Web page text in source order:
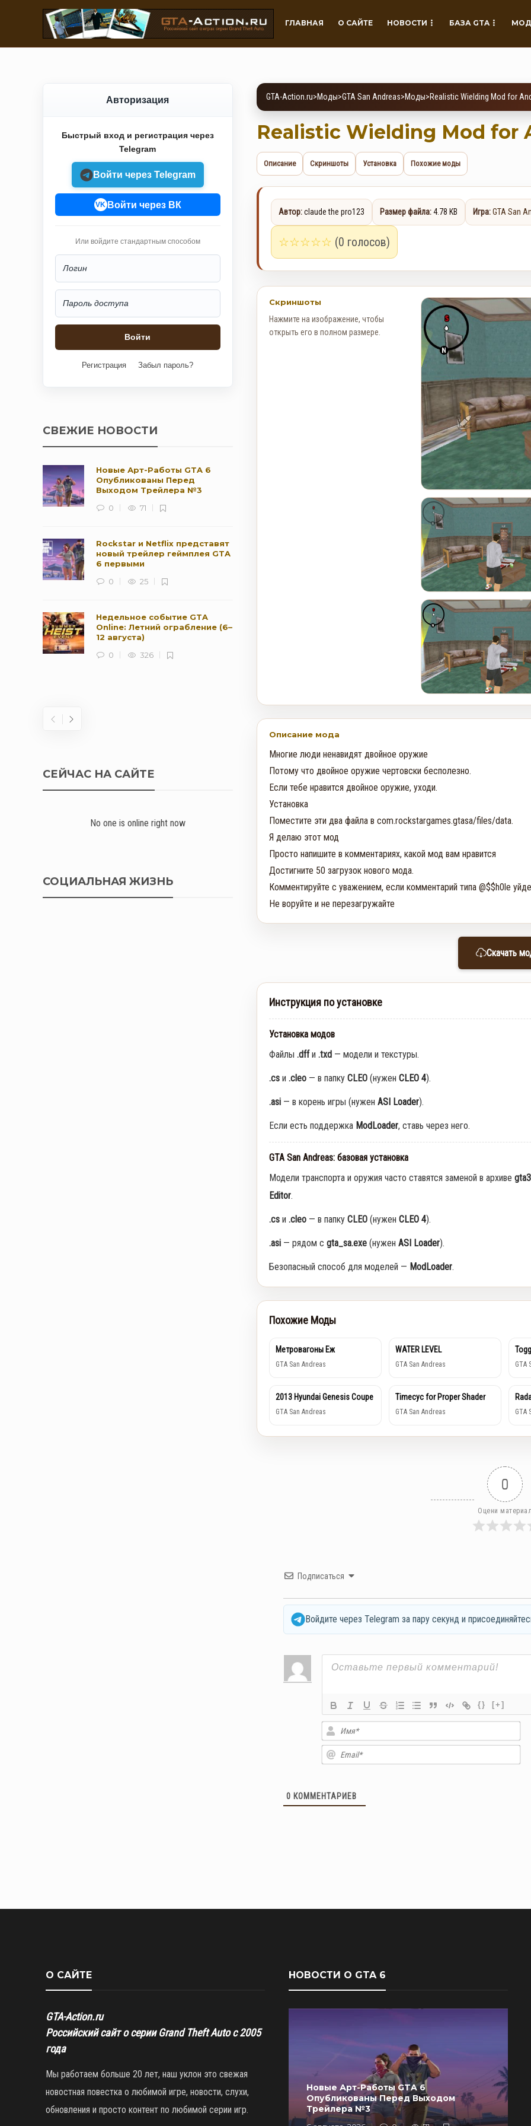
ГЛАВНАЯ О САЙТЕ НОВОСТИ БАЗА GTA
Авторизация
Быстрый вход и регистрация через
Telegram
Войти через Telegram
VK Войти через ВК
Или войдите стандартным способом
Регистрация Забыл пароль?
СВЕЖИЕ НОВОСТИ
Новые Арт-Работы GTA 6
Опубликованы Перед
Выходом Трейлера №3
0
71
Rockstar и Netflix представят
новый трейлер геймплея GTA
6 первыми
0
25
Недельное событие GTA
Online: Летний ограбление (6–
12 августа)
0
326
обновление для исправления
проблем финала ограбления
номерной знак LS Pounders в
СЕЙЧАС НА САЙТЕ
No one is online right now
СОЦИАЛЬНАЯ ЖИЗНЬ
GTA-Action.ru>Моды>GTA San Andreas>Моды>Realistic Wielding Mod for
Realistic Wielding Mod for
Описание Скриншоты Установка Похожие моды
Автор:claude the pro123 Размер файла:4.78 KB Игра:GTA San
☆☆☆☆☆ (0 голосов)
Скриншоты
Нажмите на изображение, чтобы
открыть его в полном размере.
Описание мода
Многие люди ненавидят двойное оружие
Потому что двойное оружие чертовски бесполезно.
Если тебе нравится двойное оружие, уходи.
Установка
Поместите эти два файла в com.rockstargames.gtasa/files/data.
Я делаю этот мод
Просто напишите в комментариях, какой мод вам нравится
Достигните 50 загрузок нового мода.
Комментируйте с уважением, если комментарий типа @$$h0le
Не воруйте и не перезагружайте
Скачать
Инструкция по установке
Установка модов
Файлы .dffи .txd— модели и текстуры.
.csи .cleo— в папку CLEO(нужен CLEO 4).
.asi— в корень игры (нужен ASI Loader).
Если есть поддержка ModLoader, ставь через него.
GTA San Andreas: базовая установка
Модели транспорта и оружия часто ставятся заменой в архиве
Editor.
.csи .cleo— в папку CLEO(нужен CLEO 4).
.asi— рядом с gta_sa.exe(нужен ASI Loader).
Безопасный способ для моделей — ModLoader.
Похожие Моды
Метровагоны Еж
GTA San Andreas
WATER LEVEL
GTA San Andreas GTA
2013 Hyundai Genesis Coupe
GTA San Andreas
Timecyc for Proper Shader
GTA San Andreas GTA
0
Оцени
Подписаться
Войдите через Telegram за пару секунд и
{} [+]
0 КОММЕНТАРИЕВ
О САЙТЕ
GTA-Action.ru
Российский сайт о серии Grand Theft Auto с 2005
года
Мы работаем больше 20 лет, наш уклон это свежая
новостная повестка о любимой игре, новости, слухи,
обновления и просто контент по любимой серии игр.
НОВОСТИ О GTA 6
Новые Арт-Работы GTA 6
Опубликованы Перед Выходом
Трейлера №3